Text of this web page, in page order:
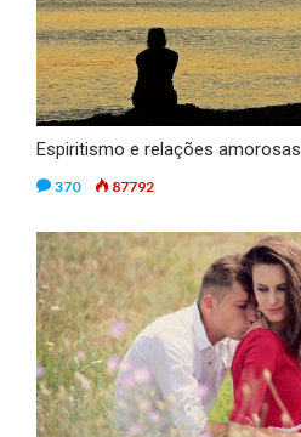
Espiritismo e relações amorosas
370 87792